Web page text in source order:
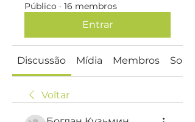
Público · 16 membros
Entrar
Discussão Mídia Membros Sobre
Voltar